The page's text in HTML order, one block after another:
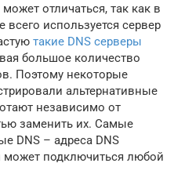
отличаться, так как в
всего используется сервер
такие DNS серверы
большое количество
Поэтому некоторые
альтернативные
независимо от
заменить их. Самые
DNS – адреса DNS
может подключиться любой